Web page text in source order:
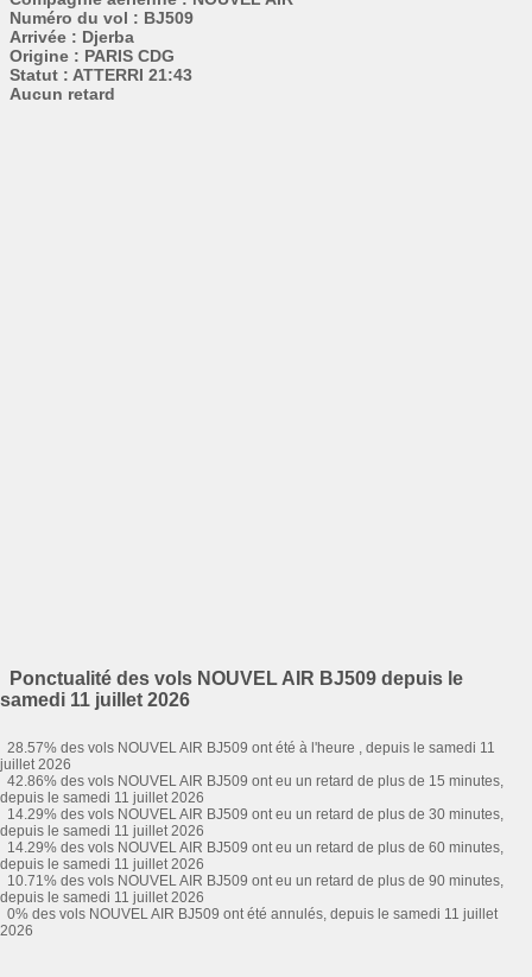
Numéro du vol : BJ509
Arrivée : Djerba
Origine : PARIS CDG
Statut : ATTERRI 21:43
Aucun retard
Ponctualité des vols NOUVEL AIR BJ509 depuis le
samedi 11 juillet 2026
28.57% des vols NOUVEL AIR BJ509 ont été à l'heure , depuis le samedi 11
juillet 2026
42.86% des vols NOUVEL AIR BJ509 ont eu un retard de plus de 15 minutes,
depuis le samedi 11 juillet 2026
14.29% des vols NOUVEL AIR BJ509 ont eu un retard de plus de 30 minutes,
depuis le samedi 11 juillet 2026
14.29% des vols NOUVEL AIR BJ509 ont eu un retard de plus de 60 minutes,
depuis le samedi 11 juillet 2026
10.71% des vols NOUVEL AIR BJ509 ont eu un retard de plus de 90 minutes,
depuis le samedi 11 juillet 2026
0% des vols NOUVEL AIR BJ509 ont été annulés, depuis le samedi 11 juillet
2026